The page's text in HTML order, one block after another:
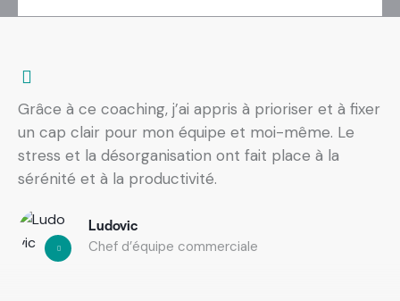
Grâce à ce coaching, j’ai appris à prioriser et à fixer
un cap clair pour mon équipe et moi-même. Le
stress et la désorganisation ont fait place à la
sérénité et à la productivité.
Ludovic
Chef d’équipe commerciale